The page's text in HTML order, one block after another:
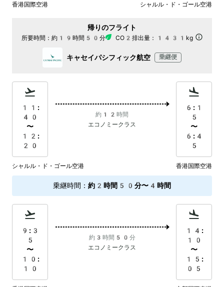
香港国際空港 シャルル・ド・ゴール空港
帰りのフライト
所要時間： 約19時間50分 CO2排出量： 1431kg
キャセイパシフィック航空 乗継便
11:
40
〜
12:
20
約12時間
エコノミークラス
6:1
5
〜
6:4
5
シャルル・ド・ゴール空港 香港国際空港
乗継時間 ： 約2時間50分〜4時間
9:3
5
〜
10:
10
約3時間50分
エコノミークラス
14:
10
〜
15:
05